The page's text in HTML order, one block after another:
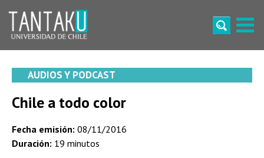
content
AUDIOS Y PODCAST
Chile a todo color
Fecha emisión: 08/11/2016
Duración: 19 minutos